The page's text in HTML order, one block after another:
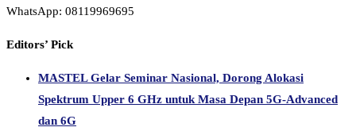
WhatsApp: 08119969695
Editors’ Pick
MASTEL Gelar Seminar Nasional, Dorong Alokasi
Spektrum Upper 6 GHz untuk Masa Depan 5G-Advanced
dan 6G